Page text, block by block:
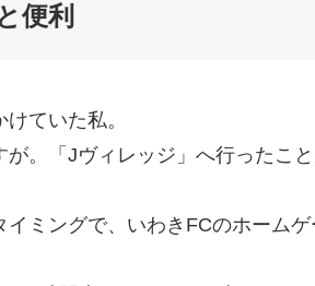
便利
ていた私。
が。「Jヴィレッジ」へ行ったこ
ミングで、いわきFCのホーム